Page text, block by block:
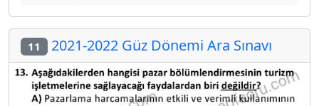
11 2021-2022 Güz Dönemi Ara Sınavı